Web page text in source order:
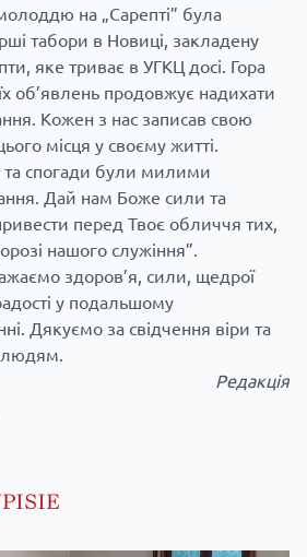
на „Сарепті” була
табори в Новиці, закладену
яке триває в УГКЦ досі. Гора
об’явлень продовжує надихати
Кожен з нас записав свою
місця у своєму житті.
спогади були милими
Дай нам Боже сили та
перед Твоє обличчя тих,
нашого служіння”.
здоров’я, сили, щедрої
у подальшому
Дякуємо за свідчення віри та
людям.
Редакція